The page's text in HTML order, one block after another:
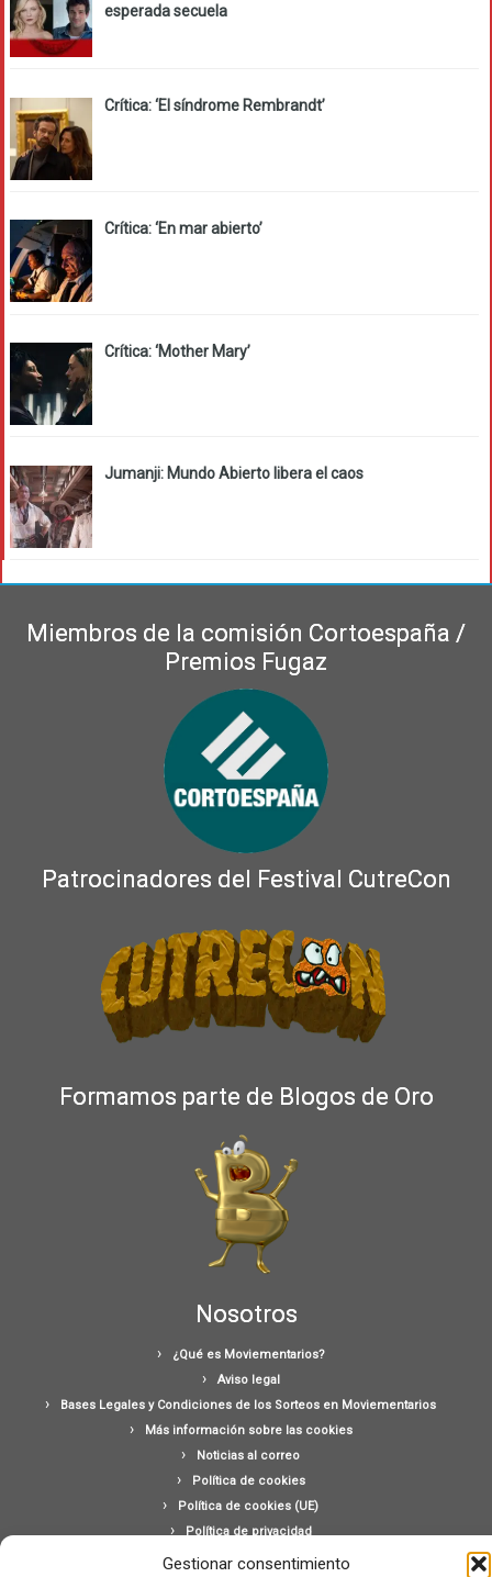
Gestionar consentimiento
esperada secuela
Crítica: ‘El síndrome Rembrandt’
Crítica: ‘En mar abierto’
Crítica: ‘Mother Mary’
Jumanji: Mundo Abierto libera el caos
Miembros de la comisión Cortoespaña /
Premios Fugaz
Patrocinadores del Festival CutreCon
Formamos parte de Blogos de Oro
Nosotros
¿Qué es Moviementarios?
Aviso legal
Bases Legales y Condiciones de los Sorteos en Moviementarios
Más información sobre las cookies
Noticias al correo
Política de cookies
Política de cookies (UE)
Política de privacidad
Ponte en contacto con nosotros